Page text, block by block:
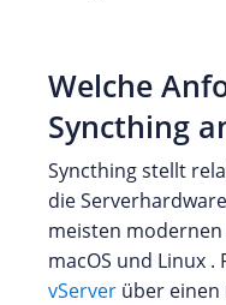
Welche
Syncthing
Syncthing stellt
die
meisten
macOS und Linux
vServer über